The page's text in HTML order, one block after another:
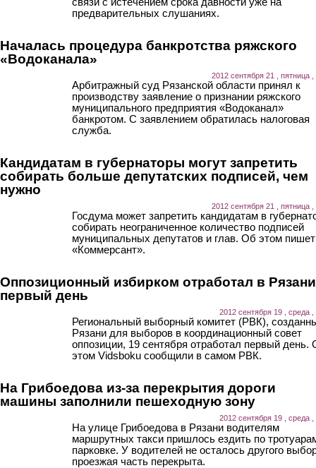
предварительных слушаниях.
Началась процедура банкротства ряжского
«Водоканала»
2012 сентября 21 , пятница ,
Арбитражный суд Рязанской области принял к
производству заявление о признании ряжского
муниципального предприятия «Водоканал»
банкротом. С заявлением обратилась налоговая
служба.
Кандидатам в губернаторы могут запретить
собирать больше депутатских подписей, чем
нужно
2012 сентября 21 , пятница ,
Госдума может запретить кандидатам в
собирать неограниченное количество подписей
муниципальных депутатов и глав. Об этом пишет
«Коммерсант».
Оппозиционный избирком отработал в Рязани
первый день
2012 сентября 19 , среда ,
Региональный выборный комитет (РВК),
Рязани для выборов в координационный совет
оппозиции, 19 сентября отработал первый день.
этом Vidsboku сообщили в самом РВК.
На Грибоедова из-за перекрытия дороги
машины заполнили пешеходную зону
2012 сентября 19 , среда ,
На улице Грибоедова в Рязани водителям
маршрутных такси пришлось ездить по
парковке. У водителей не осталось другого
проезжая часть перекрыта.